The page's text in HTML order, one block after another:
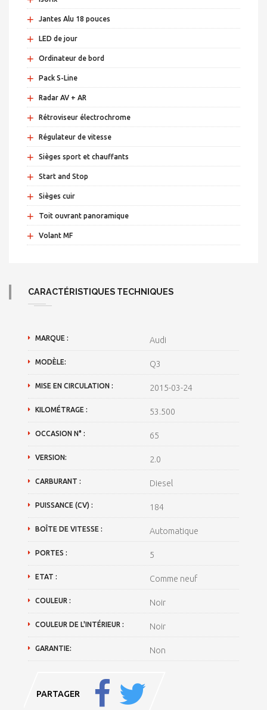
+ Jantes Alu 18 pouces
+ LED de jour
+ Ordinateur de bord
+ Pack S-Line
+ Radar AV + AR
+ Rétroviseur électrochrome
+ Régulateur de vitesse
+ Sièges sport et chauffants
+ Start and Stop
+ Sièges cuir
+ Toit ouvrant panoramique
+ Volant MF
CARACTÉRISTIQUES TECHNIQUES
MARQUE : Audi
MODÈLE: Q3
MISE EN CIRCULATION : 2015-03-24
KILOMÉTRAGE : 53.500
OCCASION N° : 65
VERSION: 2.0
CARBURANT : Diesel
PUISSANCE (CV) : 184
BOÎTE DE VITESSE : Automatique
PORTES : 5
ETAT : Comme neuf
COULEUR : Noir
COULEUR DE L'INTÉRIEUR : Noir
GARANTIE: Non
PARTAGER